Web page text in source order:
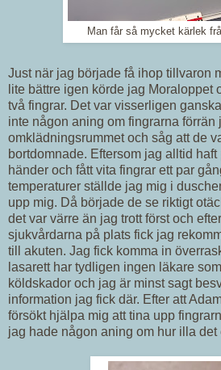
Man får så mycket kärlek
Just när jag började få ihop tillvaron
lite bättre igen körde jag Moraloppet
två fingrar. Det var visserligen
inte någon aning om fingrarna förrän
omklädningsrummet och såg att de
bortdomnade. Eftersom jag alltid
händer och fått vita fingrar ett par
temperaturer ställde jag mig i
upp mig. Då började de se riktigt
det var värre än jag trott först och
sjukvårdarna på plats fick jag
till akuten. Jag fick komma in
lasarett har tydligen ingen läkare
köldskador och jag är minst sagt
information jag fick där. Efter att
försökt hjälpa mig att tina upp
jag hade någon aning om hur illa det